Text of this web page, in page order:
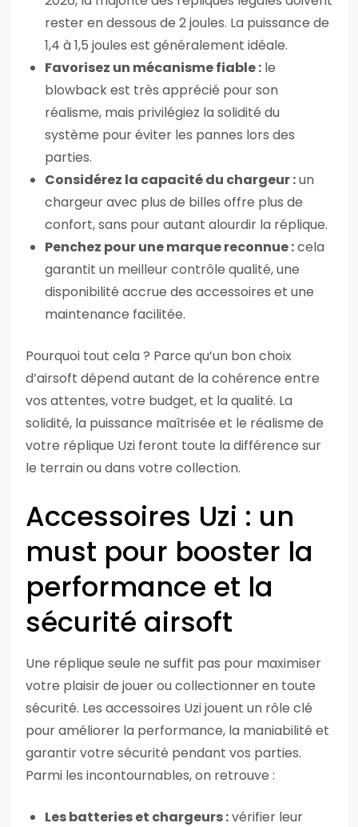
rester en dessous de 2 joules. La puissance de
1,4 à 1,5 joules est généralement idéale.
Favorisez un mécanisme fiable : le
blowback est très apprécié pour son
réalisme, mais privilégiez la solidité du
système pour éviter les pannes lors des
parties.
Considérez la capacité du chargeur :un
chargeur avec plus de billes offre plus de
confort, sans pour autant alourdir la réplique.
Penchez pour une marque reconnue :cela
garantit un meilleur contrôle qualité, une
disponibilité accrue des accessoires et une
maintenance facilitée.
Pourquoi tout cela ? Parce qu’un bon choix
d’airsoft dépend autant de la cohérence entre
vos attentes, votre budget, et la qualité. La
solidité, la puissance maîtrisée et le réalisme de
votre réplique Uzi feront toute la différence sur
le terrain ou dans votre collection.
Accessoires Uzi : un
must pour booster la
performance et la
sécurité airsoft
Une réplique seule ne suffit pas pour maximiser
votre plaisir de jouer ou collectionner en toute
sécurité. Les accessoires Uzi jouent un rôle clé
pour améliorer la performance, la maniabilité et
garantir votre sécurité pendant vos parties.
Parmi les incontournables, on retrouve :
Les batteries et chargeurs :vérifier leur